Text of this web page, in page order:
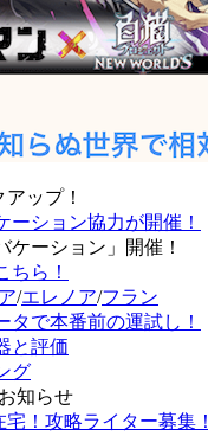
ップ！
ーション協力が開催！
ケーション」開催！
ちら！
/エレノア/フラン
タで本番前の運試し！
と評価
グ
知らせ
！攻略ライター募集！